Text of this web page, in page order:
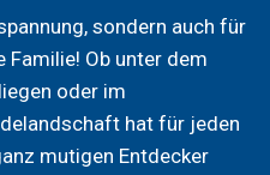
sondern auch für
Familie! Ob unter dem
oder im
hat für jeden
mutigen Entdecker